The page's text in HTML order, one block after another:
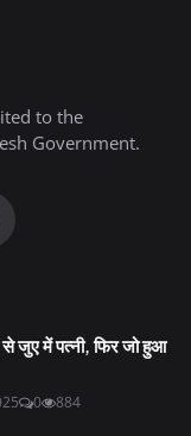
to the
Government.
से जुए में पत्नी, फिर जो हुआ
0 884